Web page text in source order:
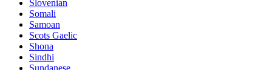
Slovenian
Somali
Samoan
Scots Gaelic
Shona
Sindhi